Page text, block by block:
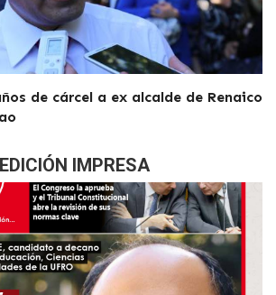
de cárcel a ex alcalde de Renaico
EDICIÓN IMPRESA